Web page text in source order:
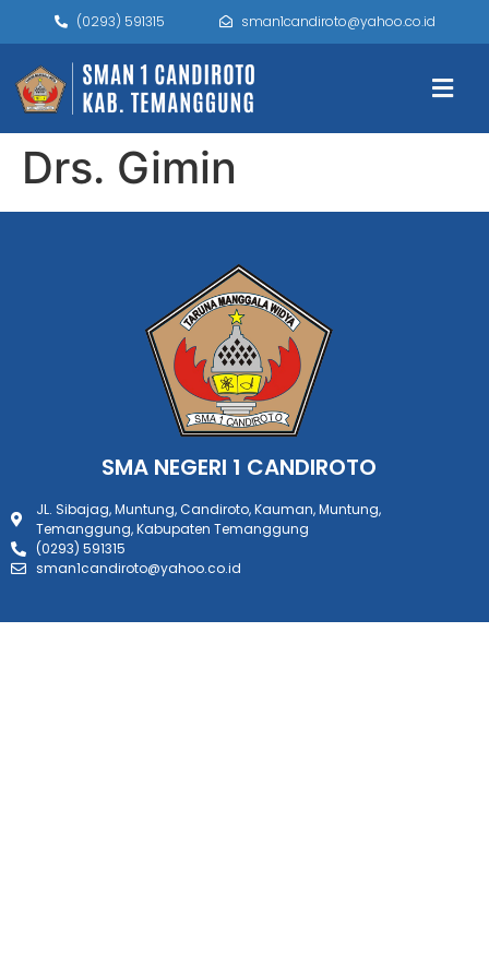
(0293) 591315 sman1candiroto@yahoo.co.id
Drs. Gimin
SMA NEGERI 1 CANDIROTO
JL. Sibajag, Muntung, Candiroto, Kauman, Muntung,
Temanggung, Kabupaten Temanggung
(0293) 591315
sman1candiroto@yahoo.co.id